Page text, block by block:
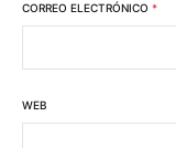
CORREO ELECTRÓNICO *
WEB